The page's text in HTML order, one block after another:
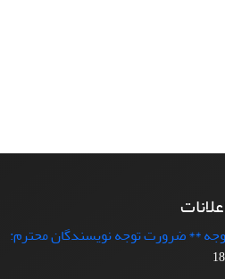
** ضرورت توجه نویسندگان محترم: